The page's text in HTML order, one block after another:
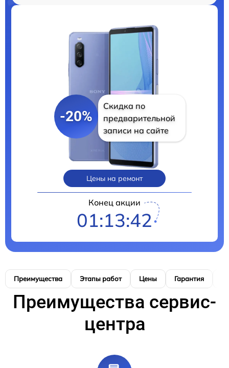
-20%
Скидка по
предварительной
записи на сайте
Цены на ремонт
Конец акции
01:13:40
Преимущества Этапы работ Цены Гарантия
Преимущества сервис-
центра